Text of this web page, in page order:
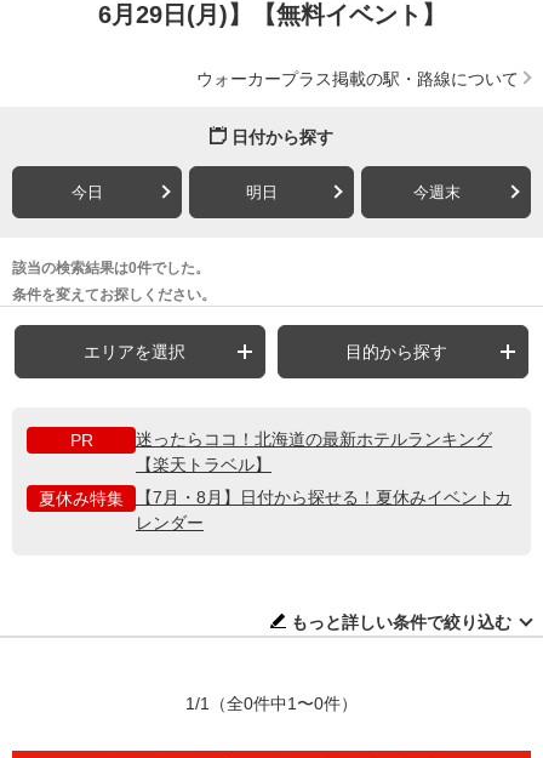
6月29日(月)】【無料イベント】
ウォーカープラス掲載の駅・路線について
日付から探す
今日 明日 今週末
該当の検索結果は0件でした。
条件を変えてお探しください。
エリアを選択 目的から探す
PR
迷ったらココ！北海道の最新ホテルランキング
【楽天トラベル】
夏休み特集
【7月・8月】日付から探せる！夏休みイベントカ
レンダー
もっと詳しい条件で絞り込む
1/1 （全0件中1〜0件）